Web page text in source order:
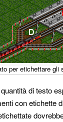
per etichettare gli
di testo
con etichette